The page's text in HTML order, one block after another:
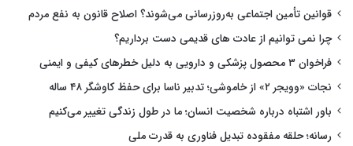
قوانین تأمین اجتماعی به‌روزرسانی می‌شوند؟ اصلاح قانون به نفع مردم
چرا نمی توانیم از عادت های قدیمی دست برداریم؟
فراخوان ۳ محصول پزشکی و دارویی به دلیل خطرهای کیفی و ایمنی
نجات «وویجر ۲» از خاموشی؛ تدبیر ناسا برای حفظ کاوشگر ۴۸ ساله
باور اشتباه درباره شخصیت انسان؛ ما در طول زندگی تغییر می‌کنیم
رسانه؛ حلقه مفقوده تبدیل فناوری به قدرت ملی